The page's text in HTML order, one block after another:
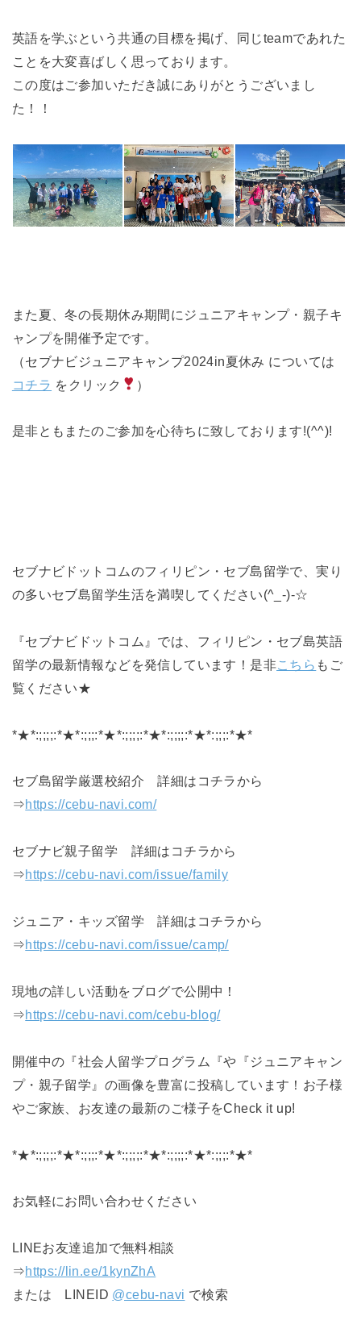
英語を学ぶという共通の目標を掲げ、同じteamであれた
ことを大変喜ばしく思っております。
この度はご参加いただき誠にありがとうございまし
た！！
また夏、冬の長期休み期間にジュニアキャンプ・親子キ
ャンプを開催予定です。
（セブナビジュニアキャンプ2024in夏休み については
コチラ をクリック ）
是非ともまたのご参加を心待ちに致しております!(^^)!
セブナビドットコムのフィリピン・セブ島留学で、実り
の多いセブ島留学生活を満喫してください(^_-)-☆
『セブナビドットコム』では、フィリピン・セブ島英語
留学の最新情報などを発信しています！是非こちら もご
覧ください★
*★*:;;;;:*★*:;;;:*★*:;;;;:*★*:;;;;:*★*:;;;:*★*
セブ島留学厳選校紹介 詳細はコチラから
⇒https://cebu-navi.com/
セブナビ親子留学 詳細はコチラから
⇒https://cebu-navi.com/issue/family
ジュニア・キッズ留学 詳細はコチラから
⇒https://cebu-navi.com/issue/camp/
現地の詳しい活動‍‍‍をブログで公開中！
⇒https://cebu-navi.com/cebu-blog/
開催中の『社会人留学プログラム『や『ジュニアキャン
プ・親子留学』の画像を豊富に投稿しています！お子様
やご家族、お友達の最新のご様子をCheck it up!
*★*:;;;;:*★*:;;;:*★*:;;;;:*★*:;;;;:*★*:;;;:*★*
お気軽にお問い合わせください
LINEお友達追加で無料相談
⇒https://lin.ee/1kynZhA
または LINEID @cebu-navi で検索